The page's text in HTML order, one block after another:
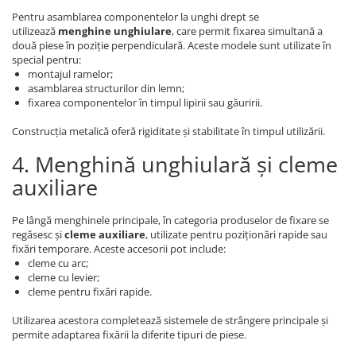
Pentru asamblarea componentelor la unghi drept se
utilizează menghine unghiulare, care permit fixarea simultană a
două piese în poziție perpendiculară. Aceste modele sunt utilizate în
special pentru:
montajul ramelor;
asamblarea structurilor din lemn;
fixarea componentelor în timpul lipirii sau găuririi.
Construcția metalică oferă rigiditate și stabilitate în timpul utilizării.
4. Menghină unghiulară și cleme
auxiliare
Pe lângă menghinele principale, în categoria produselor de fixare se
regăsesc șicleme auxiliare, utilizate pentru poziționări rapide sau
fixări temporare. Aceste accesorii pot include:
cleme cu arc;
cleme cu levier;
cleme pentru fixări rapide.
Utilizarea acestora completează sistemele de strângere principale și
permite adaptarea fixării la diferite tipuri de piese.